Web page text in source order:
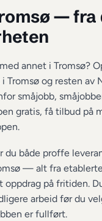
— fra
annet i Tromsø?
Tromsø og resten av
småjobb,
gratis, få tilbud på
du både proffe
— alt fra
oppdrag på fritiden.
arbeid før du
er fullført.